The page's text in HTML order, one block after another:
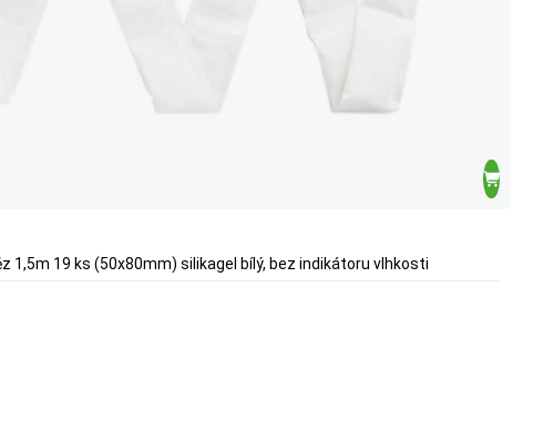
1,5m 19 ks (50x80mm) silikagel bílý, bez indikátoru vlhkosti